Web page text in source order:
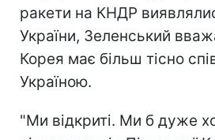
ракети на КНДР
України, Зеленський
Корея має більш тісно
Україною.
"Ми відкриті. Ми б дуже